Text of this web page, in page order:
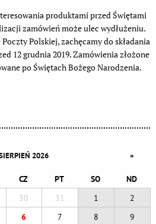
2026 »
CZ PT SO
ND
30 31 1
2
6 7 8
9
produktami przed Świętami
zamówień może ulec wydłużeniu.
Polskiej, zachęcamy do składania
12 grudnia 2019. Zamówienia złożone
po Świętach Bożego Narodzenia.